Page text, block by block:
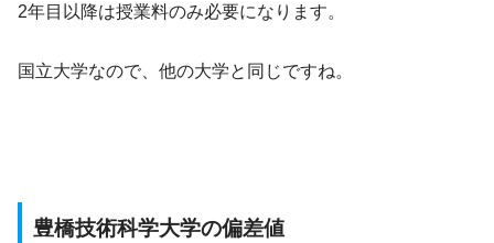
2年目以降は授業料のみ必要になります。
国立大学なので、他の大学と同じですね。
豊橋技術科学大学の偏差値